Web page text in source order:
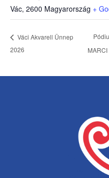
Vác, 2600 Magyarország +
Váci Akvarell Ünnep
2026
MARCI